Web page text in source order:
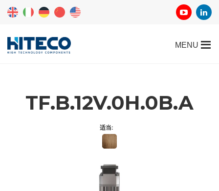
TF.B.12V.0H.0B.A
适当: